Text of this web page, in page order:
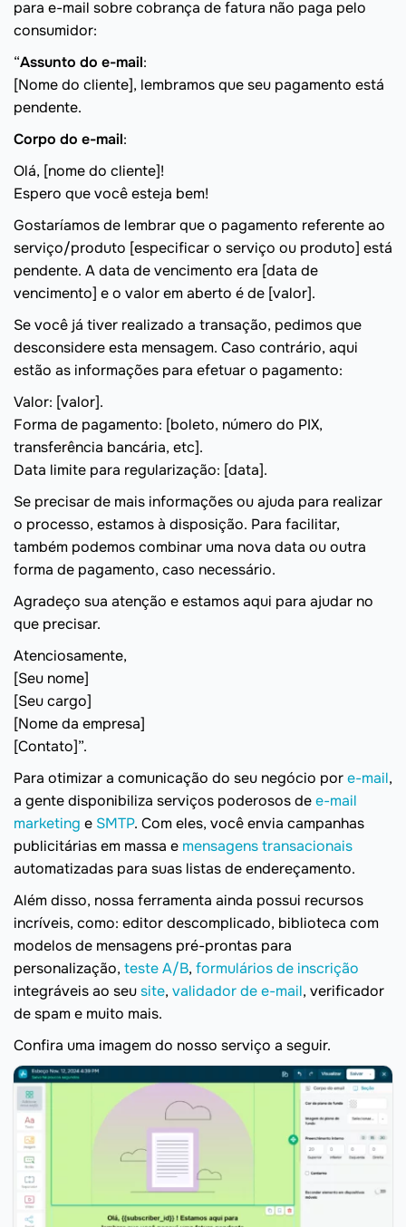
para e-mail sobre cobrança de fatura não paga pelo
consumidor:
“Assunto do e-mail:
[Nome do cliente], lembramos que seu pagamento está
pendente.
Corpo do e-mail:
Olá, [nome do cliente]!
Espero que você esteja bem!
Gostaríamos de lembrar que o pagamento referente ao
serviço/produto [especificar o serviço ou produto] está
pendente. A data de vencimento era [data de
vencimento] e o valor em aberto é de [valor].
Se você já tiver realizado a transação, pedimos que
desconsidere esta mensagem. Caso contrário, aqui
estão as informações para efetuar o pagamento:
Valor: [valor].
Forma de pagamento: [boleto, número do PIX,
transferência bancária, etc].
Data limite para regularização: [data].
Se precisar de mais informações ou ajuda para realizar
o processo, estamos à disposição. Para facilitar,
também podemos combinar uma nova data ou outra
forma de pagamento, caso necessário.
Agradeço sua atenção e estamos aqui para ajudar no
que precisar.
Atenciosamente,
[Seu nome]
[Seu cargo]
[Nome da empresa]
[Contato]”.
Para otimizar a comunicação do seu negócio pore-mail,
a gente disponibiliza serviços poderosos dee-mail
marketing e SMTP. Com eles, você envia campanhas
publicitárias em massa e mensagens transacionais
automatizadas para suas listas de endereçamento.
Além disso, nossa ferramenta ainda possui recursos
incríveis, como: editor descomplicado, biblioteca com
modelos de mensagens pré-prontas para
personalização, teste A/B, formulários de inscrição
integráveis ao seusite, validador de e-mail, verificador
de spam e muito mais.
Confira uma imagem do nosso serviço a seguir.